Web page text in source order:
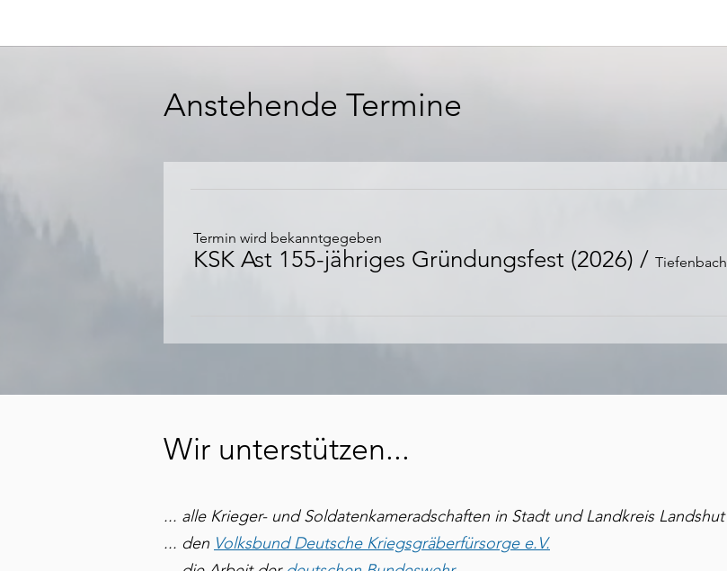
Anstehende Termine
Termin wird bekanntgegeben
KSK Ast 155-jähriges Gründungsfest (2026) / Tiefenbach
Wir unterstützen...
... alle Krieger- und Soldatenkameradschaften in Stadt und Landkreis Landshut
... den Volksbund Deutsche Kriegsgräberfürsorge e.V.